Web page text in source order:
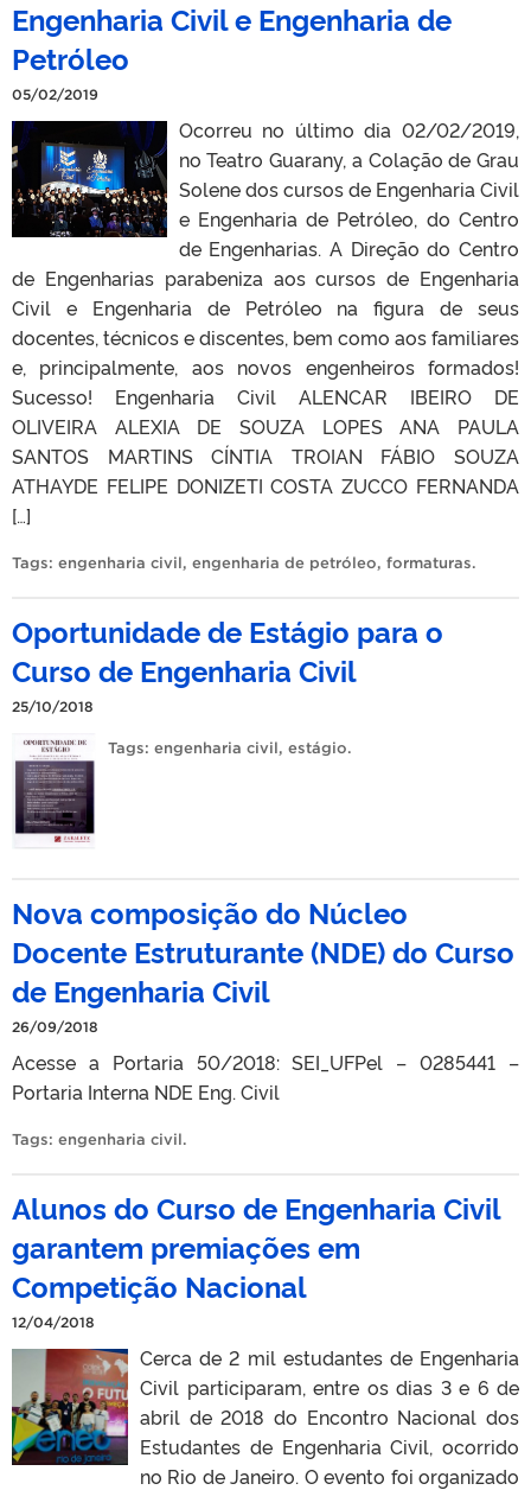
Engenharia Civil e Engenharia de
Petróleo
05/02/2019
Ocorreu no último dia 02/02/2019,
no Teatro Guarany, a Colação de Grau
Solene dos cursos de Engenharia Civil
e Engenharia de Petróleo, do Centro
de Engenharias. A Direção do Centro
de Engenharias parabeniza aos cursos de Engenharia
Civil e Engenharia de Petróleo na figura de seus
docentes, técnicos e discentes, bem como aos familiares
e, principalmente, aos novos engenheiros formados!
Sucesso! Engenharia Civil ALENCAR IBEIRO DE
OLIVEIRA ALEXIA DE SOUZA LOPES ANA PAULA
SANTOS MARTINS CÍNTIA TROIAN FÁBIO SOUZA
ATHAYDE FELIPE DONIZETI COSTA ZUCCO FERNANDA
[…]
Tags: engenharia civil, engenharia de petróleo, formaturas.
Oportunidade de Estágio para o
Curso de Engenharia Civil
25/10/2018
Tags:engenharia civil,estágio.
Nova composição do Núcleo
Docente Estruturante (NDE) do Curso
de Engenharia Civil
26/09/2018
Acesse a Portaria 50/2018: SEI_UFPel – 0285441 –
Portaria Interna NDE Eng. Civil
Tags: engenharia civil.
Alunos do Curso de Engenharia Civil
garantem premiações em
Competição Nacional
12/04/2018
Cerca de 2 mil estudantes de Engenharia
Civil participaram, entre os dias 3 e 6 de
abril de 2018 do Encontro Nacional dos
Estudantes de Engenharia Civil, ocorrido
no Rio de Janeiro. O evento foi organizado